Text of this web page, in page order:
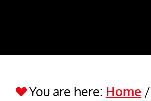
You are here: Home /